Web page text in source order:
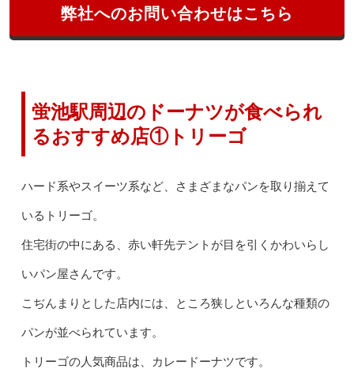
弊社へのお問い合わせはこちら
蛍池駅周辺のドーナツが食べられ
るおすすめ店①トリーゴ
ハード系やスイーツ系など、さまざまなパンを取り揃えて
いるトリーゴ。
住宅街の中にある、赤い軒先テントが目を引くかわいらし
いパン屋さんです。
こぢんまりとした店内には、ところ狭しといろんな種類の
パンが並べられています。
トリーゴの人気商品は、カレードーナツです。